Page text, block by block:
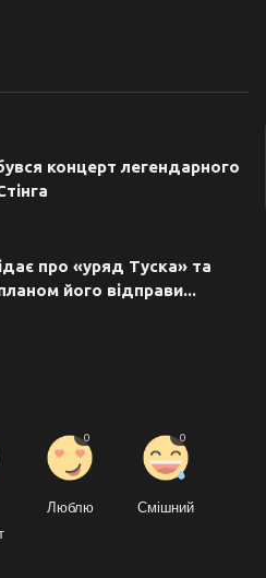
концерт легендарного
про «уряд Туска» та
його відправи...
Люблю
0
Смішний
0